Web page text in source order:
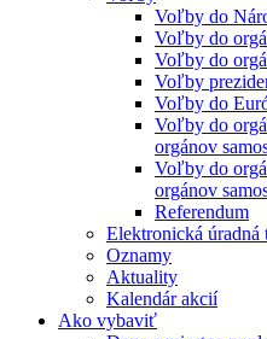
Voľby do
Voľby do
Voľby do
Voľby
Voľby do
Voľby do
orgánov
Voľby do
orgánov
Referendum
Elektronická úradná
Oznamy
Aktuality
Kalendár akcií
Ako vybaviť